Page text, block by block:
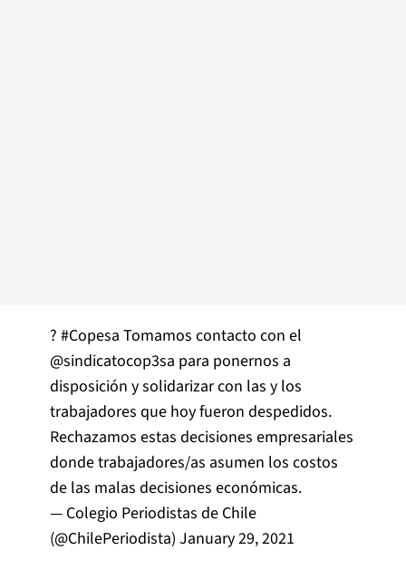
? #Copesa Tomamos contacto con el
@sindicatocop3sa para ponernos a
disposición y solidarizar con las y los
trabajadores que hoy fueron despedidos.
Rechazamos estas decisiones empresariales
donde trabajadores/as asumen los costos
de las malas decisiones económicas.
— Colegio Periodistas de Chile
(@ChilePeriodista) January 29, 2021